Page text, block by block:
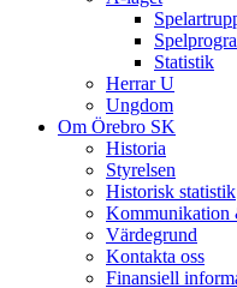
Statistik
Herrar U
Ungdom
Om Örebro SK
Historia
Styrelsen
Historisk statistik
Kommunikation
Värdegrund
Kontakta oss
Finansiell